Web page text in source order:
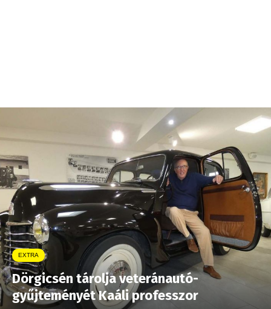
EXTRA
Dörgicsén tárolja veteránautó-
gyűjteményét Kaáli professzor